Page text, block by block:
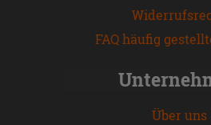
FAQ häufig
Über uns